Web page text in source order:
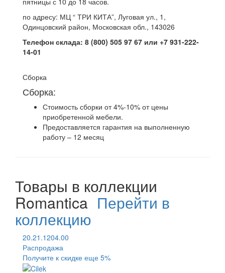
по адресу: МЦ “ ТРИ КИТА”, Луговая ул., 1,
Одинцовский район, Московская обл., 143026
Телефон склада: 8 (800) 505 97 67 или +7 931-222-
14-01
Сборка
Сборка:
Стоимость сборки от 4%-10% от цены
приобретенной мебели.
Предоставляется гарантия на выполненную
работу – 12 месяц
Товары в коллекции
Romantica Перейти в
коллекцию
20.21.1204.00
Распродажа
Получите к скидке еще 5%